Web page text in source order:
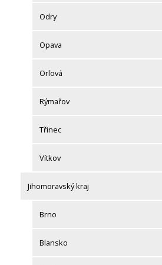
Odry
Opava
Orlová
Rýmařov
Třinec
Vítkov
Jihomoravský kraj
Brno
Blansko